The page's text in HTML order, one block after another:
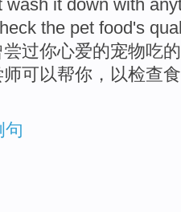
wash it down with
the pet food's
尝过你心爱的宠物吃的
师可以帮你 ， 以检查
句